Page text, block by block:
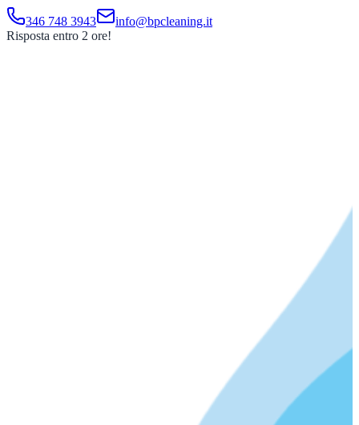
346 748 3943
info@bpcleaning.it
Risposta entro 2 ore!